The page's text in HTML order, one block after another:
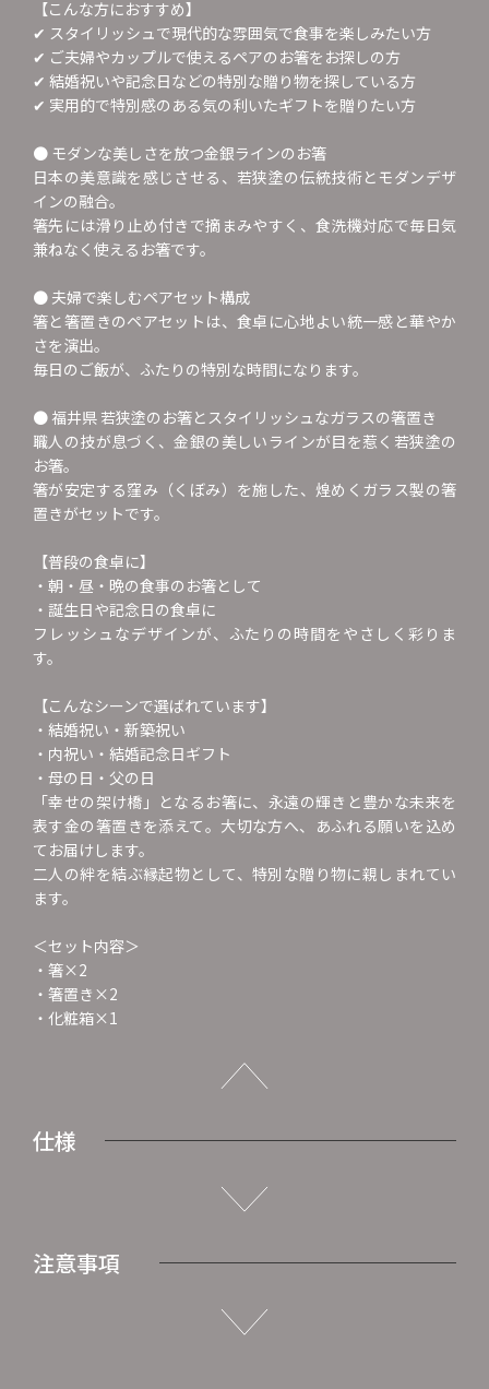
【こんな方におすすめ】
✔ スタイリッシュで現代的な雰囲気で食事を楽しみたい方
✔ ご夫婦やカップルで使えるペアのお箸をお探しの方
✔ 結婚祝いや記念日などの特別な贈り物を探している方
✔ 実用的で特別感のある気の利いたギフトを贈りたい方
● モダンな美しさを放つ金銀ラインのお箸
日本の美意識を感じさせる、若狭塗の伝統技術とモダンデザ
インの融合。
箸先には滑り止め付きで摘まみやすく、食洗機対応で毎日気
兼ねなく使えるお箸です。
● 夫婦で楽しむペアセット構成
箸と箸置きのペアセットは、食卓に心地よい統一感と華やか
さを演出。
毎日のご飯が、ふたりの特別な時間になります。
● 福井県 若狭塗のお箸とスタイリッシュなガラスの箸置き
職人の技が息づく、金銀の美しいラインが目を惹く若狭塗の
お箸。
箸が安定する窪み（くぼみ）を施した、煌めくガラス製の箸
置きがセットです。
【普段の食卓に】
・朝・昼・晩の食事のお箸として
・誕生日や記念日の食卓に
フレッシュなデザインが、ふたりの時間をやさしく彩りま
す。
【こんなシーンで選ばれています】
・結婚祝い・新築祝い
・内祝い・結婚記念日ギフト
・母の日・父の日
「幸せの架け橋」となるお箸に、永遠の輝きと豊かな未来を
表す金の箸置きを添えて。大切な方へ、あふれる願いを込め
てお届けします。
二人の絆を結ぶ縁起物として、特別な贈り物に親しまれてい
ます。
＜セット内容＞
・箸×2
・箸置き×2
・化粧箱×1
仕様
注意事項